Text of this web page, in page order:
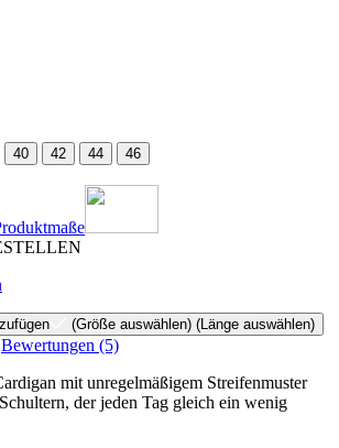
40 42 44 46
(Größe auswählen) (Länge auswählen)
Bewertungen (5)
mit unregelmäßigem Streifenmuster
der jeden Tag gleich ein wenig